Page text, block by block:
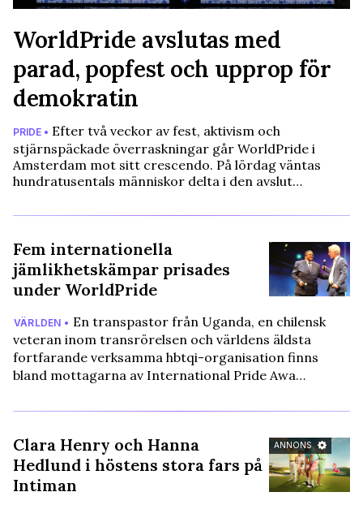
WorldPride avslutas med
parad, popfest och upprop för
demokratin
PRIDE • Efter två veckor av fest, aktivism och
stjärnspäckade överraskningar går WorldPride i
Amsterdam mot sitt crescendo. På lördag väntas
hundratusentals människor delta i den avslut…
Fem internationella
jämlikhetskämpar prisades
under WorldPride
VÄRLDEN • En transpastor från Uganda, en chilensk
veteran inom transrörelsen och världens äldsta
fortfarande verksamma hbtqi-organisation finns
bland mottagarna av International Pride Awa…
ANNONS
Clara Henry och Hanna
Hedlund i höstens stora fars på
Intiman